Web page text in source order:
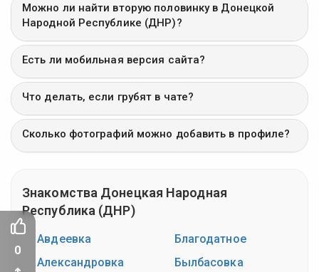
Можно ли найти вторую половинку в Донецкой
Народной Республике (ДНР)?
Есть ли мобильная версия сайта?
Что делать, если грубят в чате?
Сколько фотографий можно добавить в профиле?
Знакомства Донецкая Народная
Республика (ДНР)
Авдеевка
Александровка
Благодатное
Былбасовка
0